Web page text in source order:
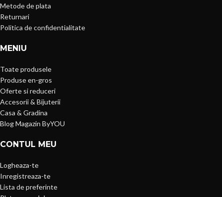
Metode de plata
Returnari
Politica de confidentialitate
MENIU
Toate produsele
Produse en-gros
Oferte si reduceri
Accesorii & Bijuterii
Casa & Gradina
Blog Magazin ByYOU
CONTUL MEU
Logheaza-te
Inregistreaza-te
Lista de preferinte